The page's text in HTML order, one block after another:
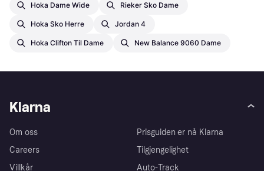
Hoka Dame Wide Rieker Sko Dame
Hoka Sko Herre Jordan 4
Hoka Clifton Til Dame New Balance 9060 Dame
Klarna
Om oss
Careers
Villkår
Prisguiden er nå Klarna
Tilgjengelighet
Auto-Track